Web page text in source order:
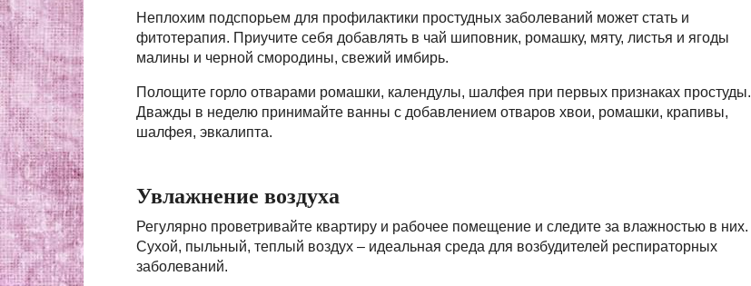
Неплохим подспорьем для профилактики простудных заболеваний может стать и
фитотерапия. Приучите себя добавлять в чай шиповник, ромашку, мяту, листья и ягоды
малины и черной смородины, свежий имбирь.
Полощите горло отварами ромашки, календулы, шалфея при первых признаках простуды.
Дважды в неделю принимайте ванны с добавлением отваров хвои, ромашки, крапивы,
шалфея, эвкалипта.
Увлажнение воздуха
Регулярно проветривайте квартиру и рабочее помещение и следите за влажностью в них.
Сухой, пыльный, теплый воздух – идеальная среда для возбудителей респираторных
заболеваний.